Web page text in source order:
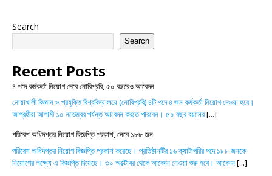
Search
Search
Recent Posts
৪ পদে কর্মকর্তা নিয়োগ দেবে নোবিপ্রবি, ৫০ বছরেও আবেদন
নোয়াখালী বিজ্ঞান ও প্রযুক্তি বিশ্ববিদ্যালয়ে (নোবিপ্রবি) ৪টি পদে ৪ জন কর্মকর্তা নিয়োগ দেওয়া হবে।
আগ্রহীরা আগামী ১০ নভেম্বর পর্যন্ত আবেদন করতে পারবেন। ৫০ বছর বয়সের[...]
পরিবেশ অধিদপ্তর নিয়োগ বিজ্ঞপ্তি প্রকাশ, নেবে ১৮৮ জন
পরিবেশ অধিদপ্তর নিয়োগ বিজ্ঞপ্তি প্রকাশ করেছে। প্রতিষ্ঠানটির ১৬ ক্যাটাগরির পদে ১৮৮ জনকে
নিয়োগের লক্ষ্যে এ বিজ্ঞপ্তি দিয়েছে। ৩০ অক্টোবর থেকে আবেদন নেওয়া শুরু হবে। আবেদন[...]